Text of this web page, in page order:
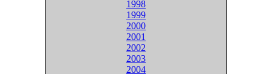
1998
1999
2000
2001
2002
2003
2004